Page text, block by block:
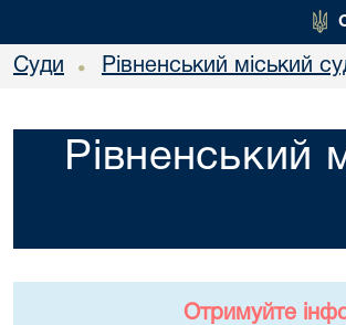
Суди • Рівненський міський
Рівненський
Отримуйте